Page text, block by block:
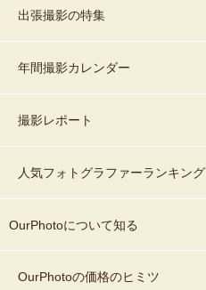
出張撮影の特集
年間撮影カレンダー
撮影レポート
人気フォトグラファーランキング
OurPhotoについて知る
OurPhotoの価格のヒミツ